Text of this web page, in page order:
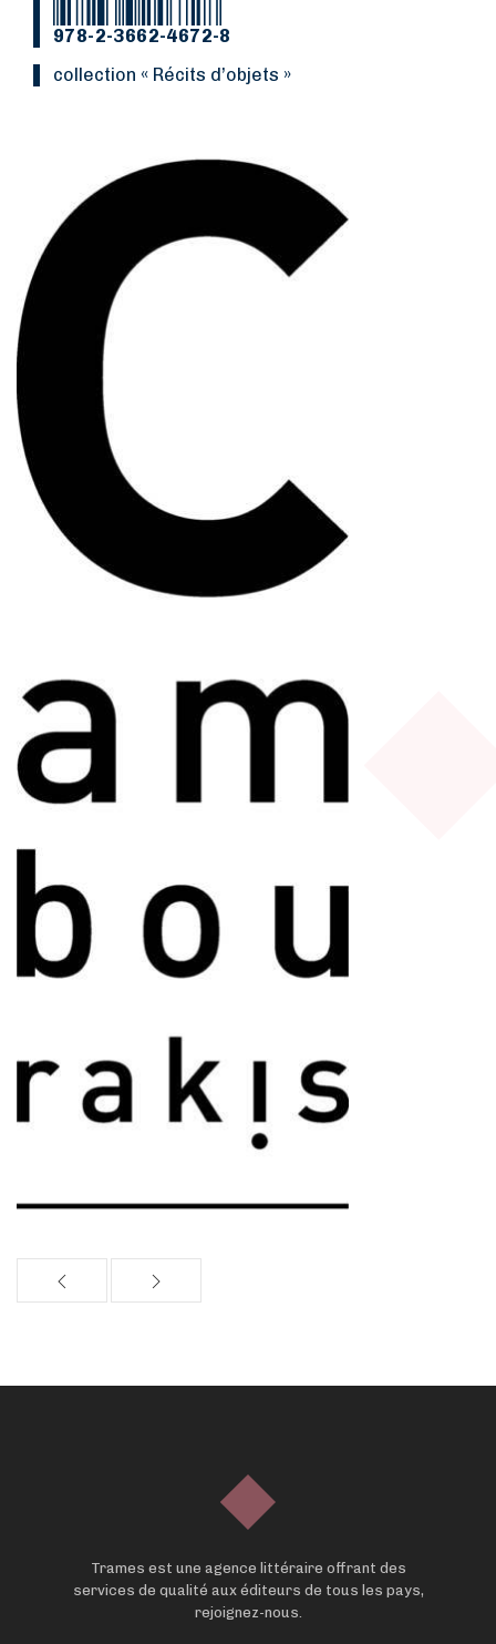
978-2-3662-4672-8
collection « Récits d’objets »
Trames est une agence littéraire offrant des
services de qualité aux éditeurs de tous les pays,
rejoignez-nous.